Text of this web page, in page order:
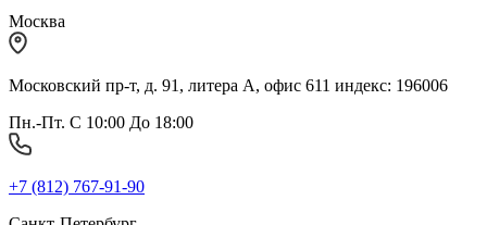
Москва
Московский пр-т, д. 91, литера А, офис 611 индекс: 196006
Пн.-Пт. С 10:00 До 18:00
+7 (812) 767-91-90